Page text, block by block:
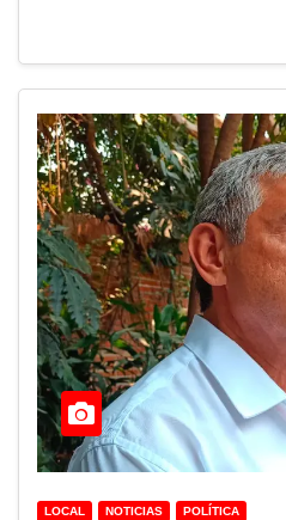
LOCAL NOTICIAS POLÍTICA